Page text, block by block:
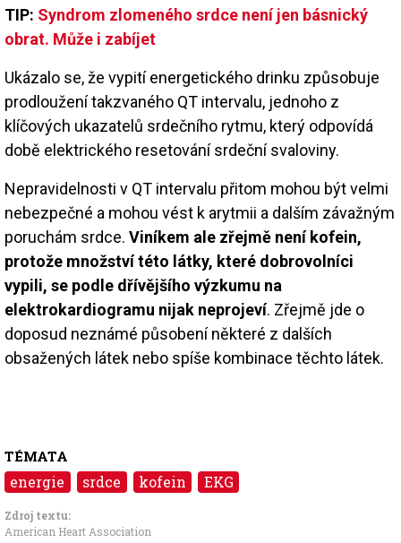
TIP: Syndrom zlomeného srdce není jen básnický
obrat. Může i zabíjet
Ukázalo se, že vypití energetického drinku způsobuje
prodloužení takzvaného QT intervalu, jednoho z
klíčových ukazatelů srdečního rytmu, který odpovídá
době elektrického resetování srdeční svaloviny.
Nepravidelnosti v QT intervalu přitom mohou být velmi
nebezpečné a mohou vést k arytmii a dalším závažným
poruchám srdce. Viníkem ale zřejmě není kofein,
protože množství této látky, které dobrovolníci
vypili, se podle dřívějšího výzkumu na
elektrokardiogramu nijak neprojeví. Zřejmě jde o
doposud neznámé působení některé z dalších
obsažených látek nebo spíše kombinace těchto látek.
TÉMATA
energie srdce kofein EKG
Zdroj textu:
American Heart Association